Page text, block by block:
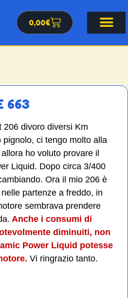
0,00€
663
206 divoro diversi Km
pignolo, ci tengo molto alla
ho voluto provare il
Liquid. Dopo circa 3/400
Ora il mio 206 è
partenze a freddo, in
sembrava prendere
Anche i consumi di
diminuiti, non
Power Liquid potesse
Vi ringrazio tanto.